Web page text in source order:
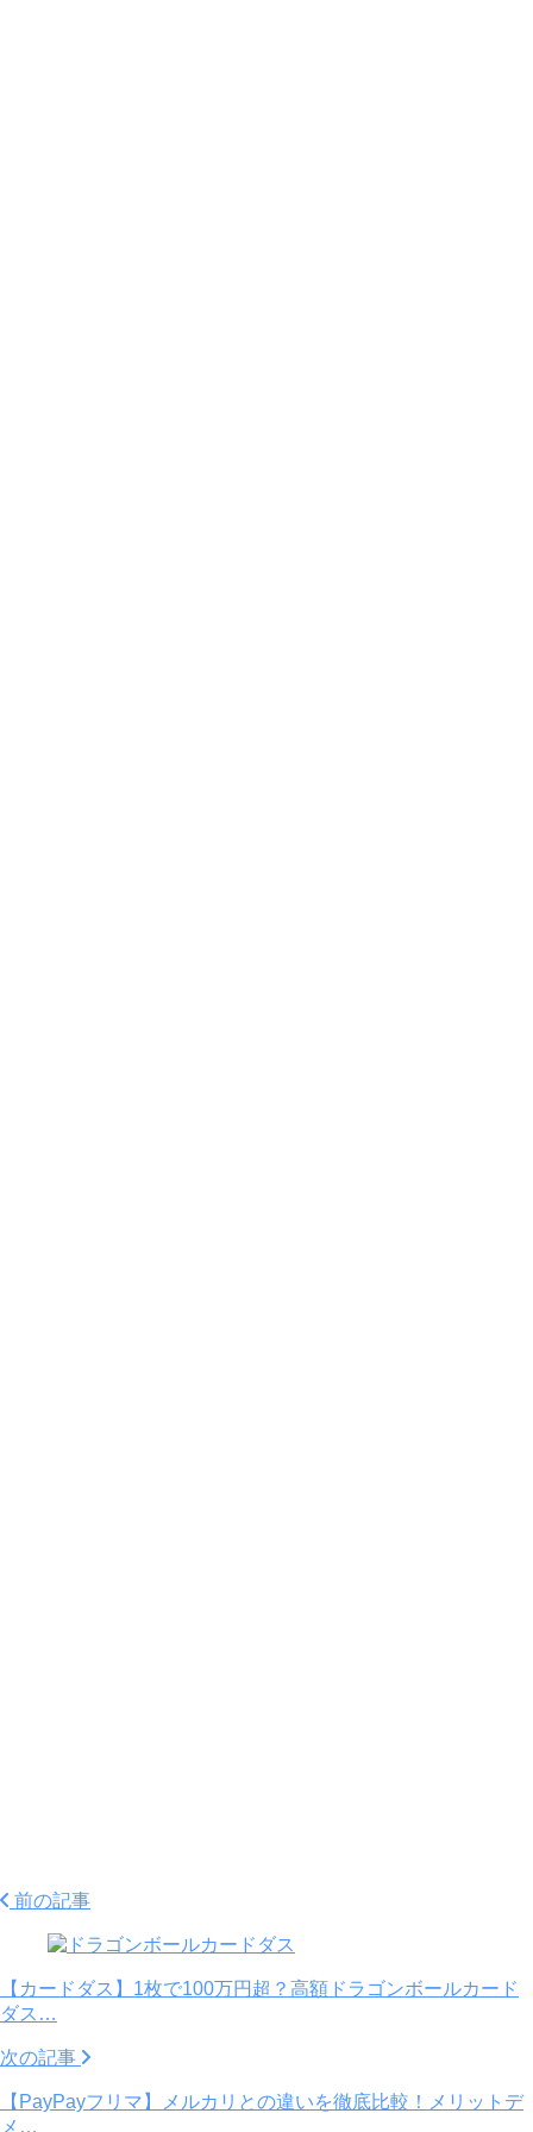
前の記事
【カードダス】1枚で100万円超？高額ドラゴンボールカード
ダス…
次の記事
【PayPayフリマ】メルカリとの違いを徹底比較！メリットデ
メ…